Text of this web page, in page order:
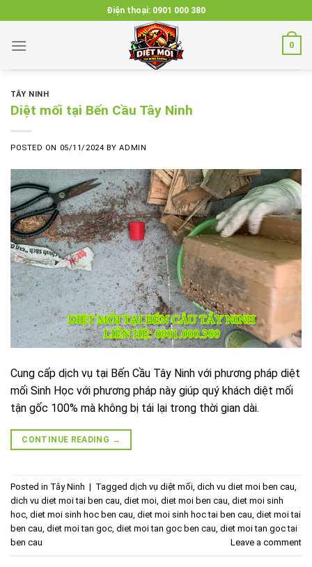
to
content
Điện thoại: 0901 000 380
0
TÂY NINH
Diệt mối tại Bến Cầu Tây Ninh
POSTED ON 05/11/2024 BYADMIN
Cung cấp dịch vụ tại Bến Cầu Tây Ninh với phương pháp diệt
mối Sinh Học với phương pháp này giúp quý khách diệt mối
tận gốc 100% mà không bị tái lại trong thời gian dài.
CONTINUE READING →
Posted in Tây Ninh | Tagged dịch vụ diệt mối, dich vu diet moi ben cau,
dich vu diet moi tai ben cau, diet moi, diet moi ben cau, diet moi sinh
hoc, diet moi sinh hoc ben cau, diet moi sinh hoc tai ben cau, diet moi tai
ben cau, diet moi tan goc, diet moi tan goc ben cau, diet moi tan goc tai
ben cau
Leave a comment